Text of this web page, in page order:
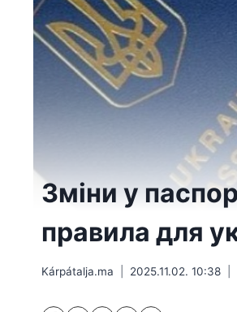
Зміни у
правила для
Kárpátalja.ma 2025.11.02. 10:38